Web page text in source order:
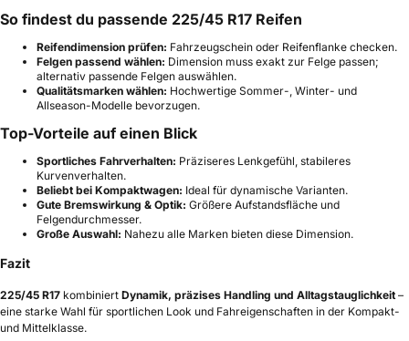
So findest du passende 225/45 R17 Reifen
Reifendimension prüfen: Fahrzeugschein oder Reifenflanke checken.
Felgen passend wählen: Dimension muss exakt zur Felge passen;
alternativ passende Felgen auswählen.
Qualitätsmarken wählen: Hochwertige Sommer-, Winter- und
Allseason-Modelle bevorzugen.
Top-Vorteile auf einen Blick
Sportliches Fahrverhalten: Präziseres Lenkgefühl, stabileres
Kurvenverhalten.
Beliebt bei Kompaktwagen: Ideal für dynamische Varianten.
Gute Bremswirkung & Optik: Größere Aufstandsfläche und
Felgendurchmesser.
Große Auswahl: Nahezu alle Marken bieten diese Dimension.
Fazit
225/45 R17 kombiniert Dynamik, präzises Handling und Alltagstauglichkeit –
eine starke Wahl für sportlichen Look und Fahreigenschaften in der Kompakt-
und Mittelklasse.